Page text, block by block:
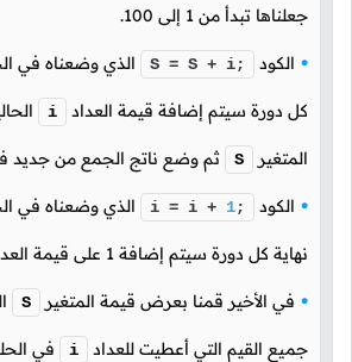
جعلناها تبدأ من 1 إلى 100
.
الكود S = S + i; الذي وضعناه في
كل دورة سيتم إضافة قيمة العداد i
المتغير S ثم وضع ناتج الجمع من جديد
الكود i = i + 1; الذي وضعناه في
نهاية كل دورة سيتم إضافة 1 على قيمة
في الأخير قمنا بعرض قيمة المتغير S
جميع القيم التي أعطيت للعداد i في